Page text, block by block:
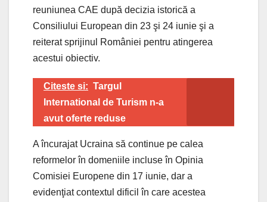
reuniunea CAE după decizia istorică a
Consiliului European din 23 şi 24 iunie şi a
reiterat sprijinul României pentru atingerea
acestui obiectiv.
Citeste si: Targul
International de Turism n-a
avut oferte reduse
A încurajat Ucraina să continue pe calea
reformelor în domeniile incluse în Opinia
Comisiei Europene din 17 iunie, dar a
evidenţiat contextul dificil în care acestea